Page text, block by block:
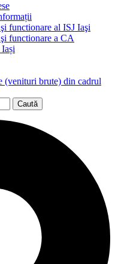
functionare al ISJ Iaşi
functionare a CA
(venituri brute) din cadrul